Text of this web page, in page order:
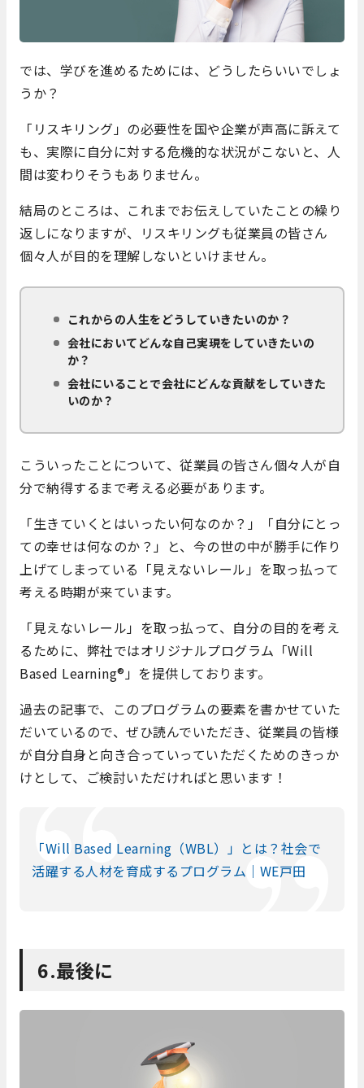
では、学びを進めるためには、どうしたらいいでしょ
うか？
「リスキリング」の必要性を国や企業が声高に訴えて
も、実際に自分に対する危機的な状況がこないと、人
間は変わりそうもありません。
結局のところは、これまでお伝えしていたことの繰り
返しになりますが、リスキリングも従業員の皆さん
個々人が目的を理解しないといけません。
これからの人生をどうしていきたいのか？
会社においてどんな自己実現をしていきたいの
か？
会社にいることで会社にどんな貢献をしていきた
いのか？
こういったことについて、従業員の皆さん個々人が自
分で納得するまで考える必要があります。
「生きていくとはいったい何なのか？」「自分にとっ
ての幸せは何なのか？」と、今の世の中が勝手に作り
上げてしまっている「見えないレール」を取っ払って
考える時期が来ています。
「見えないレール」を取っ払って、自分の目的を考え
るために、弊社ではオリジナルプログラム「Will
Based Learning®」を提供しております。
過去の記事で、このプログラムの要素を書かせていた
だいているので、ぜひ読んでいただき、従業員の皆様
が自分自身と向き合っていっていただくためのきっか
けとして、ご検討いただければと思います！
「Will Based Learning（WBL）」とは？社会で
活躍する人材を育成するプログラム｜WE戸田
6.最後に